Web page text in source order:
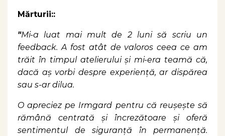
Mărturii::
"Mi-a luat mai mult de 2 luni să scriu un
feedback. A fost atât de valoros ceea ce am
trăit în timpul atelierului și mi-era teamă că,
dacă aș vorbi despre experiență, ar dispărea
sau s-ar dilua.
O apreciez pe Irmgard pentru că reușește să
rămână centrată și încrezătoare și oferă
sentimentul de siguranță în permanență.